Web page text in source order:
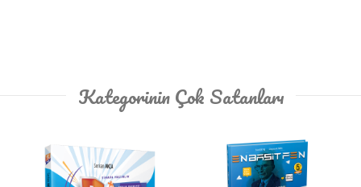
Kategorinin Çok Satanları